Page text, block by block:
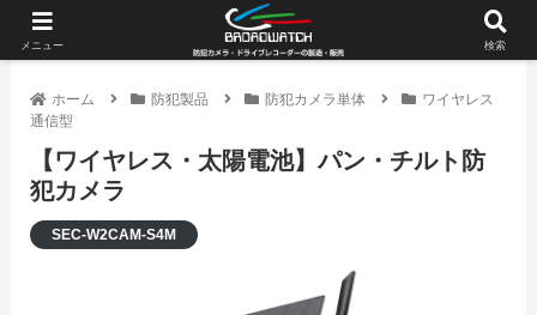
ホーム 防犯製品 防犯カメラ単体
ワイヤレス
通信型
【ワイヤレス・太陽電池】パン・チルト防
犯カメラ
SEC-W2CAM-S4M
メニュー 検索